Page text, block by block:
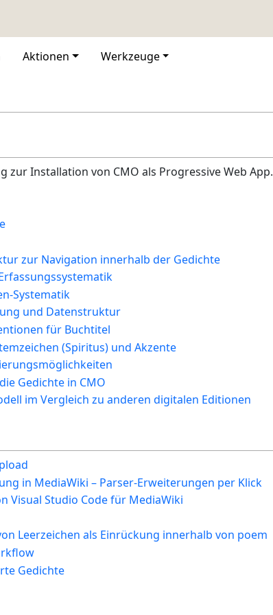
Aktionen Werkzeuge
zur Installation von CMO als Progressive Web App.
zur Navigation innerhalb der Gedichte
Systematik
und Datenstruktur
für Buchtitel
(Spiritus) und Akzente
Gedichte in CMO
im Vergleich zu anderen digitalen Editionen
in MediaWiki – Parser-Erweiterungen per Klick
Visual Studio Code für MediaWiki
Leerzeichen als Einrückung innerhalb von poem
Gedichte